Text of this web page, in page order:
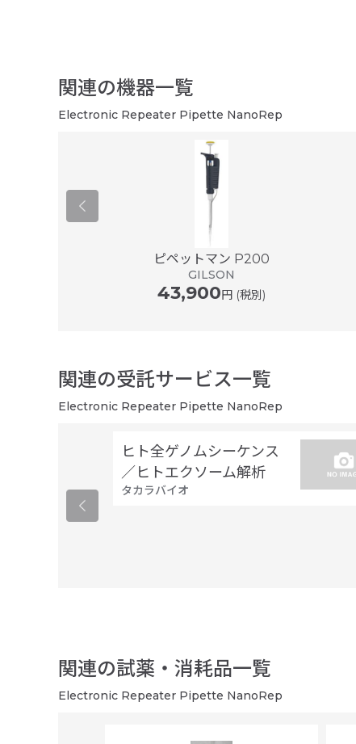
関連の機器一覧
Electronic Repeater Pipette NanoRep
ピペットマン P200
GILSON
43,900円 (税別)
関連の受託サービス一覧
Electronic Repeater Pipette NanoRep
ヒト全ゲノムシーケンス
／ヒトエクソーム解析
タカラバイオ
関連の試薬・消耗品一覧
Electronic Repeater Pipette NanoRep